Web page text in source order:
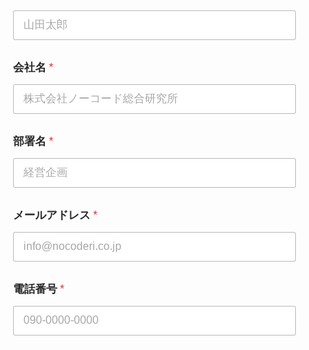
会社名 *
部署名 *
メールアドレス *
ー
ル
電話番号 *